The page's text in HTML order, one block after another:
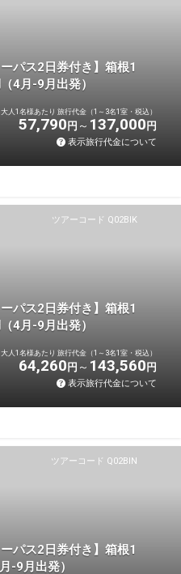
パス2日券付き】箱根1
4月-9月出発）
大人1名様あたり 旅行代金（1～3名1室・税込）
57,790 円 137,000 円
表示旅行代金について
ツアーコード Q02BIK
パス2日券付き】箱根1
4月-9月出発）
大人1名様あたり 旅行代金（1～3名1室・税込）
64,260 円 143,560 円
表示旅行代金について
ツアーコード Q02BIN
パス2日券付き】箱根1
-9月出発）